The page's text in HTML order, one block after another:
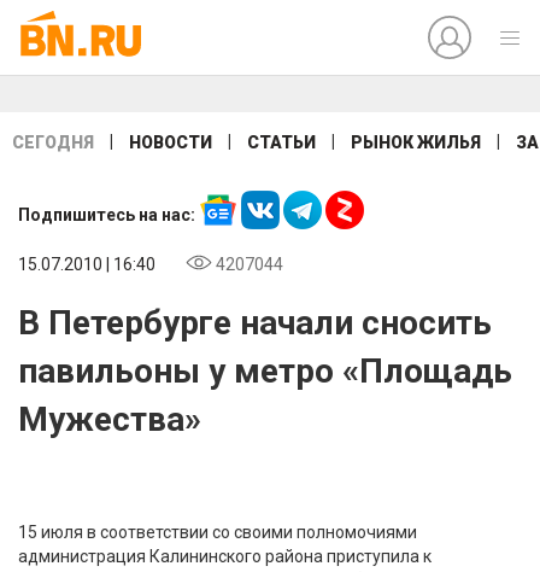
СЕГОДНЯ НОВОСТИ СТАТЬИ РЫНОК ЖИЛЬЯ
Подпишитесь на нас:
15.07.2010 | 16:40 4207044
В Петербурге начали сносить
павильоны у метро «Площадь
Мужества»
15 июля в соответствии со своими полномочиями
администрация Калининского района приступила к